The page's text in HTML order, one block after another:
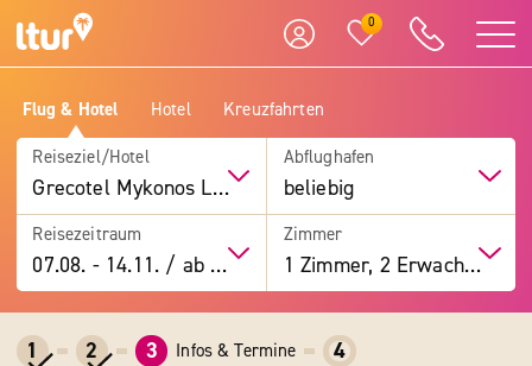
0
Flug & Hotel Hotel Kreuzfahrten
Reiseziel/Hotel
Grecotel Mykonos Lolita
Abflughafen
beliebig
Reisezeitraum
07.08. -14.11. / ab 7 Tage
Zimmer
1 Zimmer, 2 Erwachsene
1 2 3 Infos & Termine 4